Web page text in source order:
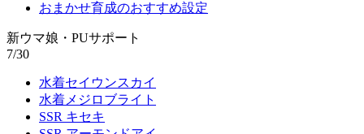
おまかせ育成のおすすめ設定
新ウマ娘・PUサポート
7/30
水着セイウンスカイ
水着メジロブライト
SSR キセキ